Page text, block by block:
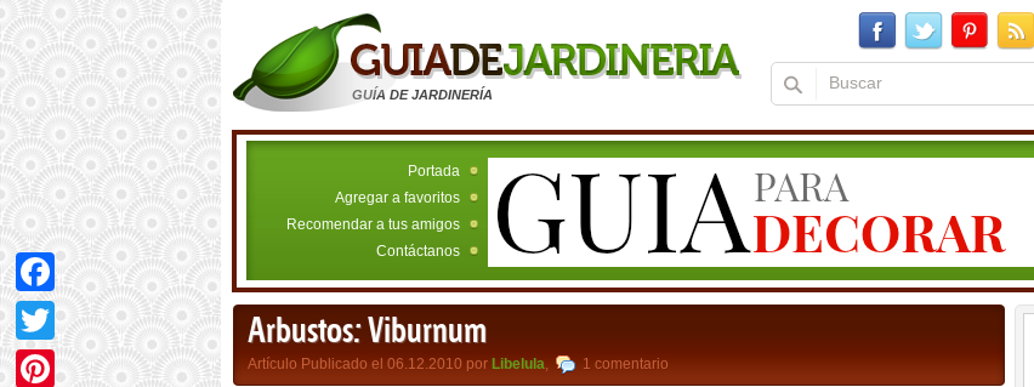
GUÍA DE JARDINERÍA
Portada
Agregar a favoritos
Recomendar a tus amigos
Contáctanos
Arbustos: Viburnum
Artículo Publicado el 06.12.2010 por Libelula, 1 comentario
Facebook
Twitter